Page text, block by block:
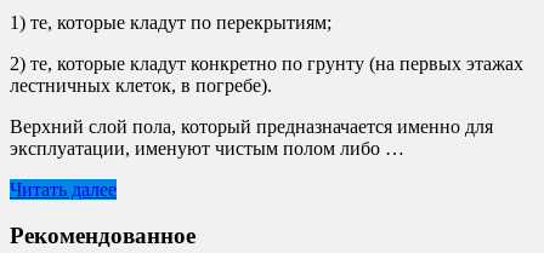
1) те, которые кладут по перекрытиям;
2) те, которые кладут конкретно по грунту (на первых этажах
лестничных клеток, в погребе).
Верхний слой пола, который предназначается именно для
эксплуатации, именуют чистым полом либо …
Читать далее
Рекомендованное